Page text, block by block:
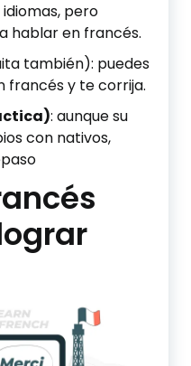
pero
hablar en francés.
también): puedes
francés y te corrija.
: aunque su
con nativos,